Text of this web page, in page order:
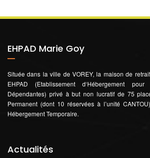
EHPAD Marie Goy
Située dans la ville de VOREY, la maison de
EHPAD (Etablissement d‘Hébergement
Dépendantes) privé à but non lucratif de 75
Permanent (dont 10 réservées à l’unité
Hébergement Temporaire.
Actualités